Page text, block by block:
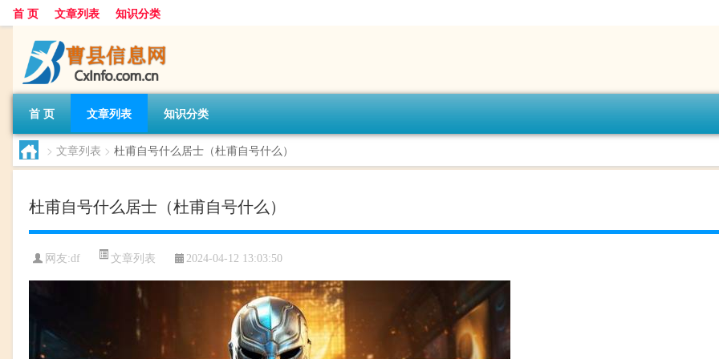
首 页 文章列表 知识分类
首 页 文章列表 知识分类
> 文章列表 > 杜甫自号什么居士（杜甫自号什么）
杜甫自号什么居士（杜甫自号什么）
网友:df 文章列表 2024-04-12 13:03:50